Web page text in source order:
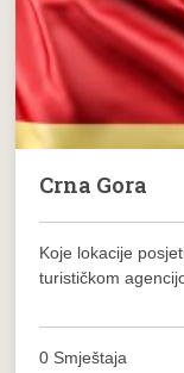
Crna Gora
Koje lokacije
turističkom
0 Smještaja